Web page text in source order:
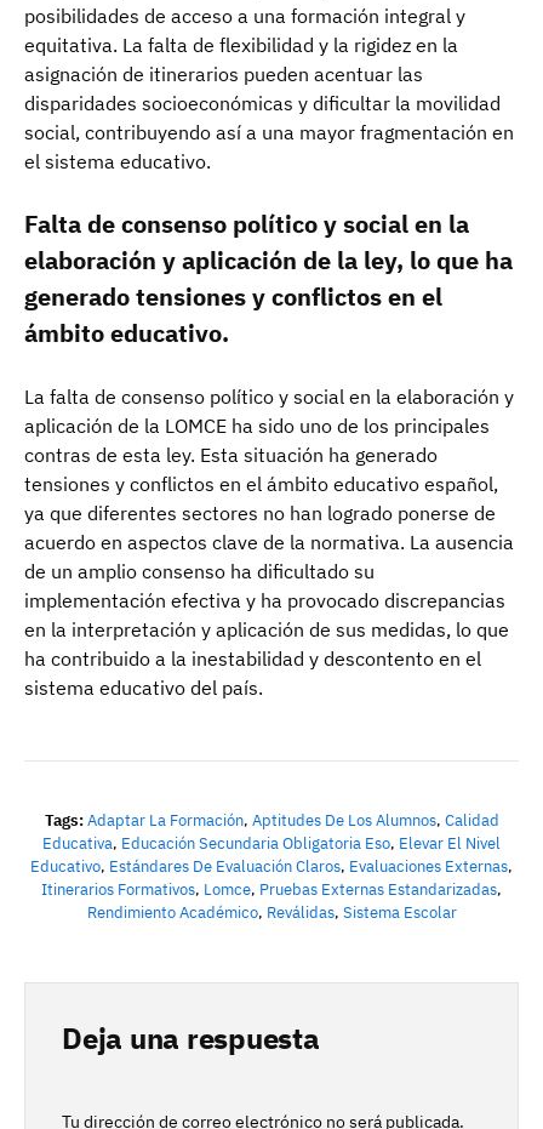
posibilidades de acceso a una formación integral y
equitativa. La falta de flexibilidad y la rigidez en la
asignación de itinerarios pueden acentuar las
disparidades socioeconómicas y dificultar la movilidad
social, contribuyendo así a una mayor fragmentación en
el sistema educativo.
Falta de consenso político y social en la
elaboración y aplicación de la ley, lo que ha
generado tensiones y conflictos en el
ámbito educativo.
La falta de consenso político y social en la elaboración y
aplicación de la LOMCE ha sido uno de los principales
contras de esta ley. Esta situación ha generado
tensiones y conflictos en el ámbito educativo español,
ya que diferentes sectores no han logrado ponerse de
acuerdo en aspectos clave de la normativa. La ausencia
de un amplio consenso ha dificultado su
implementación efectiva y ha provocado discrepancias
en la interpretación y aplicación de sus medidas, lo que
ha contribuido a la inestabilidad y descontento en el
sistema educativo del país.
Tags: Adaptar La Formación, Aptitudes De Los Alumnos, Calidad
Educativa, Educación Secundaria Obligatoria Eso, Elevar El Nivel
Educativo, Estándares De Evaluación Claros, Evaluaciones Externas,
Itinerarios Formativos, Lomce, Pruebas Externas Estandarizadas,
Rendimiento Académico, Reválidas, Sistema Escolar
Deja una respuesta
Tu dirección de correo electrónico no será publicada.